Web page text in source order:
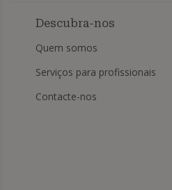
Descubra-nos
Quem somos
Serviços para profissionais
Contacte-nos